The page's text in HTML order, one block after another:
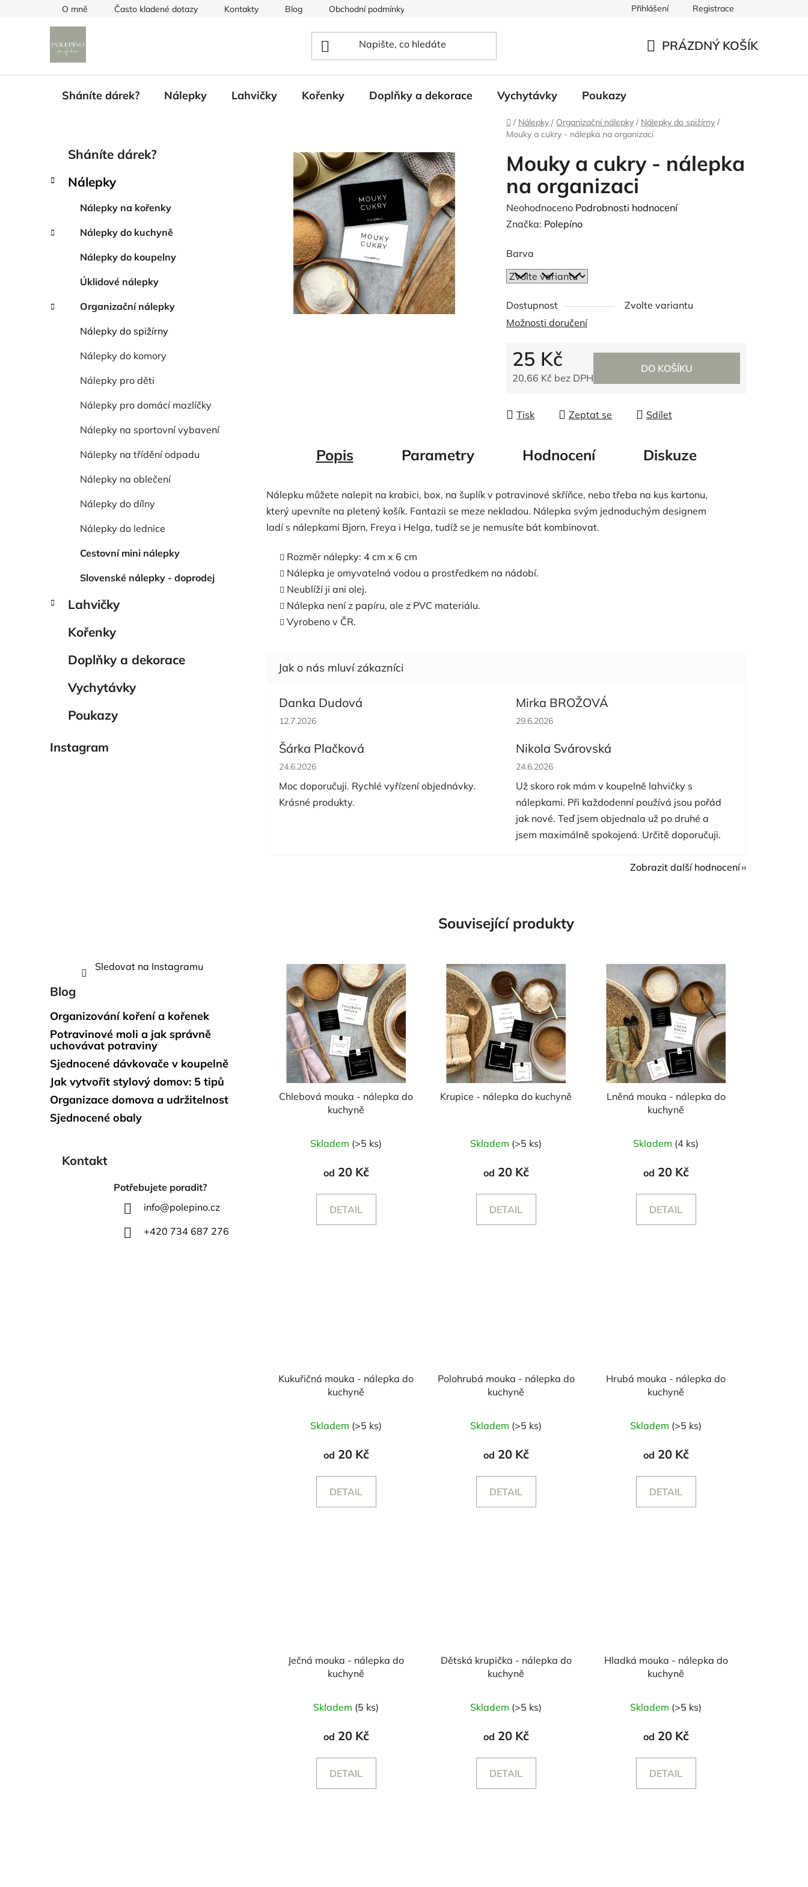
O mně Často kladené dotazy Kontakty Blog Obchodní podmínky Přihlášení Registrace
PRÁZDNÝ KOŠÍK
Sháníte dárek? Nálepky Lahvičky Kořenky Doplňky a dekorace Vychytávky Poukazy
Domů
/ Nálepky / Organizační nálepky / Nálepky do spižírny /
Mouky a cukry - nálepka na organizaci
s
a
n
a
kategorie
e
i
Sháníte dárek?
Nálepky
Nálepky na kořenky
Nálepky do kuchyně
Nálepky do koupelny
Úklidové nálepky
Organizační nálepky
Nálepky do spižírny
Nálepky do komory
Nálepky pro děti
Nálepky pro domácí mazlíčky
Nálepky na sportovní vybavení
Nálepky na třídění odpadu
Nálepky na oblečení
Nálepky do dílny
Nálepky do lednice
Cestovní mini nálepky
Slovenské nálepky - doprodej
Lahvičky
Kořenky
Doplňky a dekorace
Vychytávky
Poukazy
Instagram
Sledovat na Instagramu
Blog
Organizování koření a kořenek
Potravinové moli a jak správně
uchovávat potraviny
Sjednocené dávkovače v koupelně
Jak vytvořit stylový domov: 5 tipů
Organizace domova a udržitelnost
Sjednocené obaly
Kontakt
Potřebujete poradit?
info@polepino.cz
+420 734 687 276
Mouky a cukry - nálepka
na organizaci
Průměrné
hodnocení
je
0,0
5
hvězdiček.
Neohodnoceno Podrobnosti hodnocení
Značka: Polepíno
Barva
Dostupnost
Zvolte variantu
Možnosti doručení
25 Kč
20,66 Kč bez DPH
DO KOŠÍKU
Tisk Zeptat se Sdílet
Popis Parametry Hodnocení Diskuze
Nálepku můžete nalepit na krabici, box, na šuplík v potravinové skříňce, nebo třeba na kus kartonu,
který upevníte na pletený košík. Fantazii se meze nekladou. Nálepka svým jednoduchým designem
ladí s nálepkami Bjorn, Freya i Helga, tudíž se je nemusíte bát kombinovat.
Rozměr nálepky: 4 cm x 6 cm
Nálepka je omyvatelná vodou a prostředkem na nádobí.
Neublíží ji ani olej.
Nálepka není z papíru, ale z PVC materiálu.
Vyrobeno v ČR.
Danka Dudová
Hodnocení obchodu je 5 z 5 hvězdiček.
12.7.2026
Mirka BROŽOVÁ
Hodnocení obchodu je 5 z 5 hvězdiček.
29.6.2026
Šárka Plačková
Hodnocení obchodu je 5 z 5 hvězdiček.
24.6.2026
Moc doporučuji. Rychlé vyřízení objednávky.
Krásné produkty.
Nikola Svárovská
Hodnocení obchodu je 5 z 5 hvězdiček.
24.6.2026
Už skoro rok mám v koupelně lahvičky s
nálepkami. Při každodenní používá jsou pořád
jak nové. Teď jsem objednala už po druhé a
jsem maximálně spokojená. Určitě doporučuji.
Zobrazit další hodnocení
Související produkty
Chlebová mouka - nálepka do
kuchyně
Skladem (>5 ks)
od 20 Kč
DETAIL
Krupice - nálepka do kuchyně
Skladem (>5 ks)
od 20 Kč
DETAIL
Lněná mouka - nálepka do
kuchyně
Skladem (4 ks)
od 20 Kč
DETAIL
Kukuřičná mouka - nálepka do
kuchyně
Skladem (>5 ks)
od 20 Kč
DETAIL
Polohrubá mouka - nálepka do
kuchyně
Skladem (>5 ks)
od 20 Kč
DETAIL
Hrubá mouka - nálepka do
kuchyně
Skladem (>5 ks)
od 20 Kč
DETAIL
Ječná mouka - nálepka do
kuchyně
Skladem (5 ks)
od 20 Kč
DETAIL
Dětská krupička - nálepka do
kuchyně
Skladem (>5 ks)
od 20 Kč
DETAIL
Hladká mouka - nálepka do
kuchyně
hodnocení
produktu
4,0
z
Skladem (>5 ks)
od 20 Kč
DETAIL